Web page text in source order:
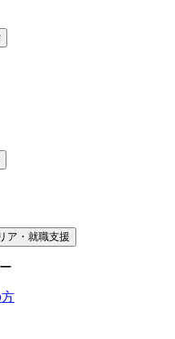
ア・就職支援